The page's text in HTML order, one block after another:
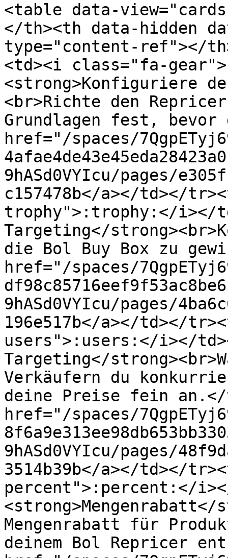
<table data-
</th><th data-hidden
type="content-ref"></
<td><i class="fa-
<strong>Konfiguriere
<br>Richte den
Grundlagen fest,
href="/spaces/
9hASd0VYIcu/pages/
c157478b</a></td></
trophy">:trophy:</i></
Targeting</
die Bol Buy Box zu
href="/spaces/
9hASd0VYIcu/pages/
196e517b</a></td></
users">:users:</i></
Targeting</
Verkäufern du
deine Preise fein an.</
href="/spaces/
9hASd0VYIcu/pages/
3514b39b</a></td></
percent">:percent:</
Mengenrabatt für
deinem Bol Repricer